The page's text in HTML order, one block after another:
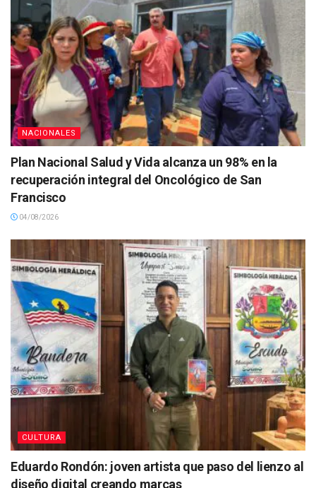
NACIONALES
Plan Nacional Salud y Vida alcanza un 98% en la
recuperación integral del Oncológico de San
Francisco
04/08/2026
CULTURA
Eduardo Rondón: joven artista que paso del lienzo al
diseño digital creando marcas